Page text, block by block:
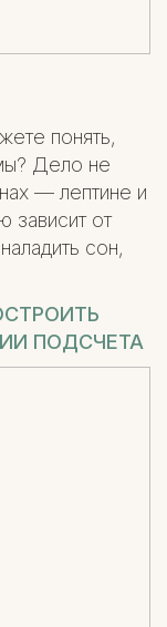
понять,
Дело не
— лептине и
зависит от
сон,
ПОДСЧЕТА